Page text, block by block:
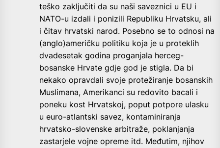
teško zaključiti da su naši saveznici u EU i
NATO-u izdali i ponizili Republiku Hrvatsku, ali
i čitav hrvatski narod. Posebno se to odnosi na
(anglo)američku politiku koja je u proteklih
dvadesetak godina proganjala herceg-
bosanske Hrvate gdje god je stigla. Da bi
nekako opravdali svoje protežiranje bosanskih
Muslimana, Amerikanci su redovito bacali i
poneku kost Hrvatskoj, poput potpore ulasku
u euro-atlantski savez, kontaminiranja
hrvatsko-slovenske arbitraže, poklanjanja
zastarjele vojne opreme itd. Međutim, njihov